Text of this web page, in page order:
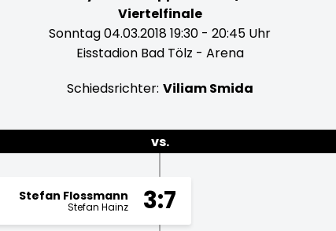
Viertelfinale
Sonntag 04.03.2018 19:30 - 20:45 Uhr
Eisstadion Bad Tölz - Arena
Schiedsrichter: Viliam Smida
vs.
3:7
Stefan Flossmann
Stefan Hainz